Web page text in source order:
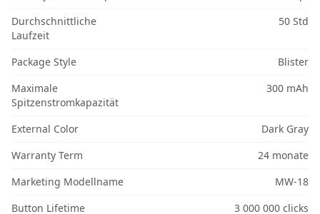
Durchschnittliche
Laufzeit
50 Std
Package Style
Blister
Maximale
Spitzenstromkapazität
300 mAh
External Color
Dark Gray
Warranty Term
24 monate
Marketing Modellname
MW-18
Button Lifetime
3 000 000 clicks